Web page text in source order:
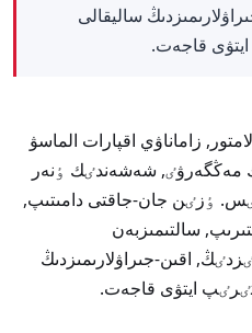
ساليقالى
قاجەت.
زاماناۋي اقپارات الماسۋ
مەڭگەرۋٸ, شەشەندٸك ٶنەر
ٶزٸن جان-جاقتى دامىتىپ,
سالتىمىزبەن
اقىن-جىراۋلارىمىزدىڭ
ايتۋى قاجەت.